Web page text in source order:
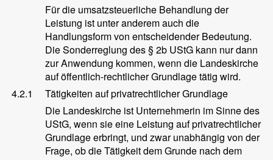
Für die umsatzsteuerliche Behandlung der
Leistung ist unter anderem auch die
Handlungsform von entscheidender Bedeutung.
Die Sonderreglung des § 2b UStG kann nur dann
zur Anwendung kommen, wenn die Landeskirche
auf öffentlich-rechtlicher Grundlage tätig wird.
4.2.1
Tätigkeiten auf privatrechtlicher Grundlage
Die Landeskirche ist Unternehmerin im Sinne des
UStG, wenn sie eine Leistung auf privatrechtlicher
Grundlage erbringt, und zwar unabhängig von der
Frage, ob die Tätigkeit dem Grunde nach dem